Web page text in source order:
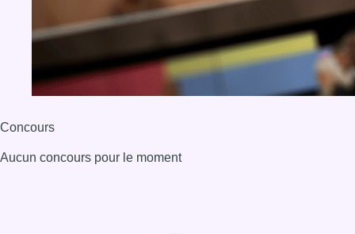
Concours
Aucun concours pour le moment